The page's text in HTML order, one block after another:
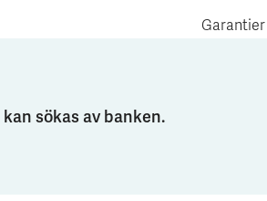
Garantier
sökas av banken.